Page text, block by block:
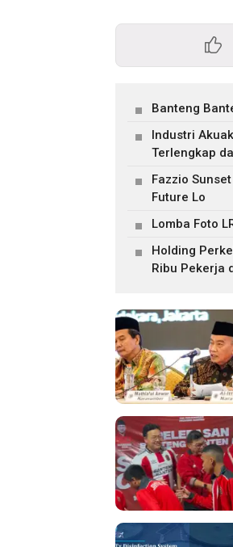
Banteng
Industri
Terlengkap
Fazzio
Future Lo
Lomba Foto
Holding
Ribu Pekerja